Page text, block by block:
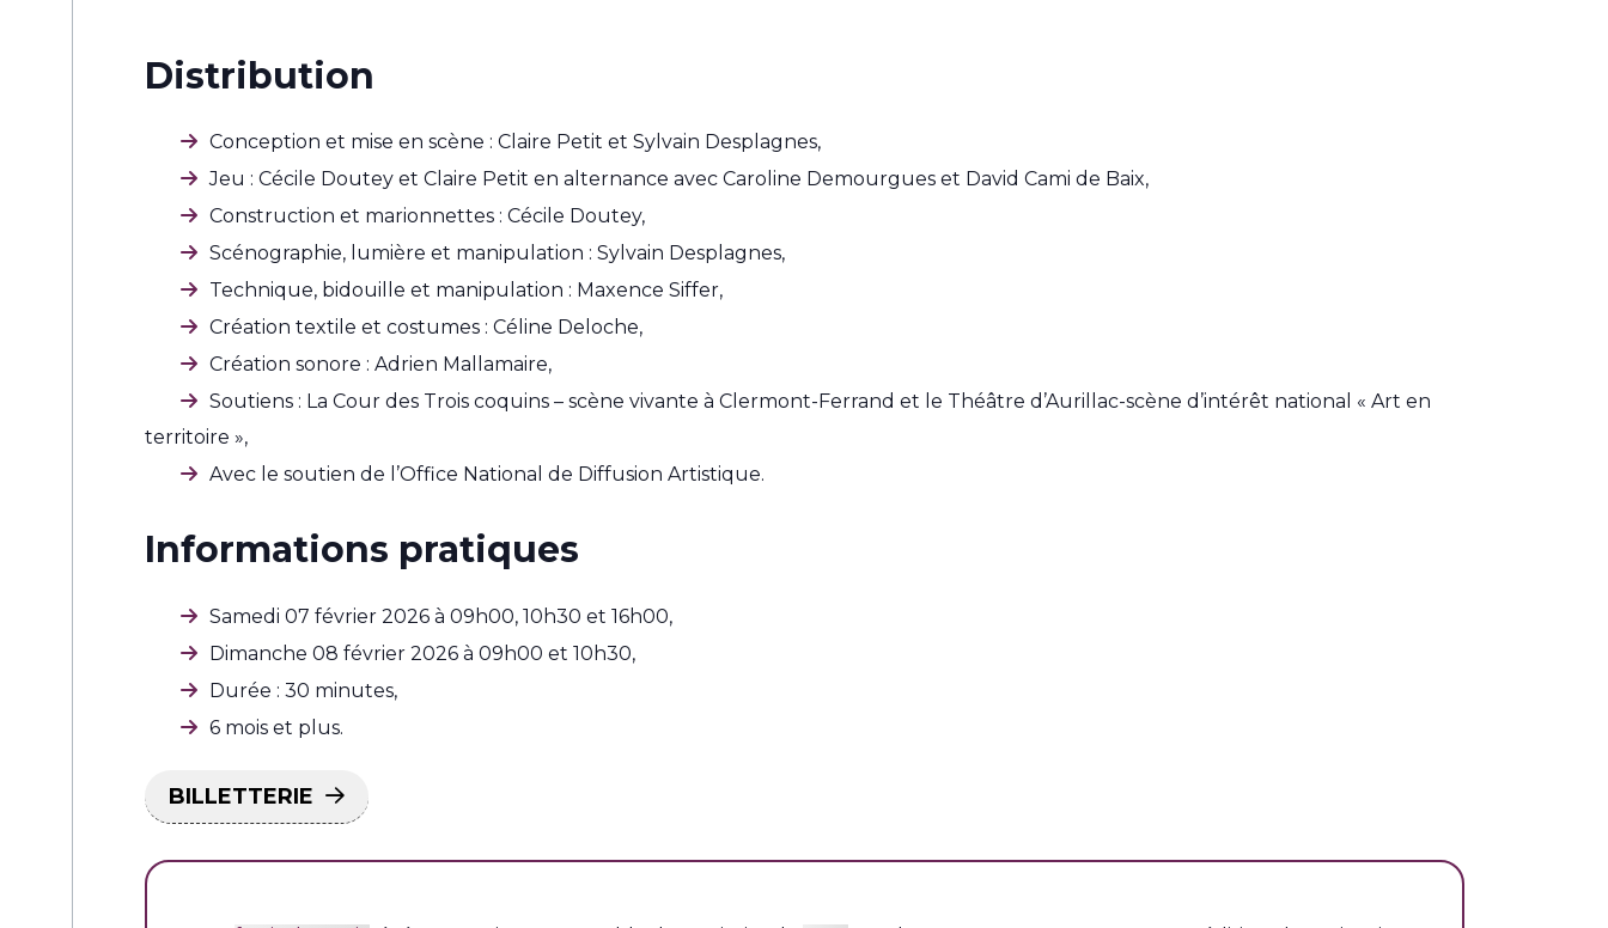
Distribution
Conception et mise en scène : Claire Petit et Sylvain Desplagnes,
Jeu : Cécile Doutey et Claire Petit en alternance avec Caroline Demourgues et David Cami de Baix,
Construction et marionnettes : Cécile Doutey,
Scénographie, lumière et manipulation : Sylvain Desplagnes,
Technique, bidouille et manipulation : Maxence Siffer,
Création textile et costumes : Céline Deloche,
Création sonore : Adrien Mallamaire,
Soutiens : La Cour des Trois coquins – scène vivante à Clermont-Ferrand et le Théâtre d’Aurillac-scène d’intérêt national « Art en
territoire »,
Avec le soutien de l’Office National de Diffusion Artistique.
Informations pratiques
Samedi 07 février 2026 à 09h00, 10h30 et 16h00,
Dimanche 08 février 2026 à 09h00 et 10h30,
Durée : 30 minutes,
6 mois et plus.
BILLETTERIE